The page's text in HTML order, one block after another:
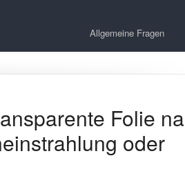
Allgemeine Fragen
Folie
oder